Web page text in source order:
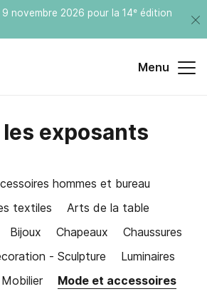
novembre 2026 pour la 14ᵉ édition
Menu
les exposants
hommes et bureau
textiles
Arts de la table
Bijoux Chapeaux
Chaussures
- Sculpture
Luminaires
Mobilier
Mode et accessoires